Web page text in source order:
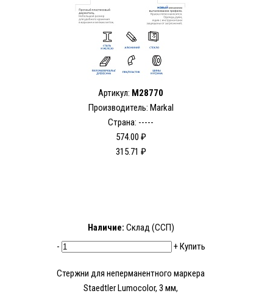
Артикул: M28770
Производитель: Markal
Страна: -----
574.00 ₽
315.71 ₽
Наличие: Склад (ССП)
-
+Купить
Стержни для неперманентного маркера
Staedtler Lumocolor, 3 мм,